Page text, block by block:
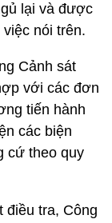
lại và được
nói trên.
Cảnh sát
với các đơn
tiến hành
các biện
cứ theo quy
điều tra, Công